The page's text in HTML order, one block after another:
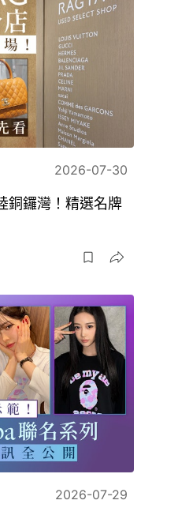
2026-07-30
銅鑼灣！精選名牌
2026-07-29